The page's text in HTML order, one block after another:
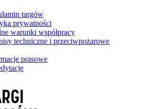
targów
prywatności
warunki współpracy
techniczne i przeciwpożarowe
prasowe